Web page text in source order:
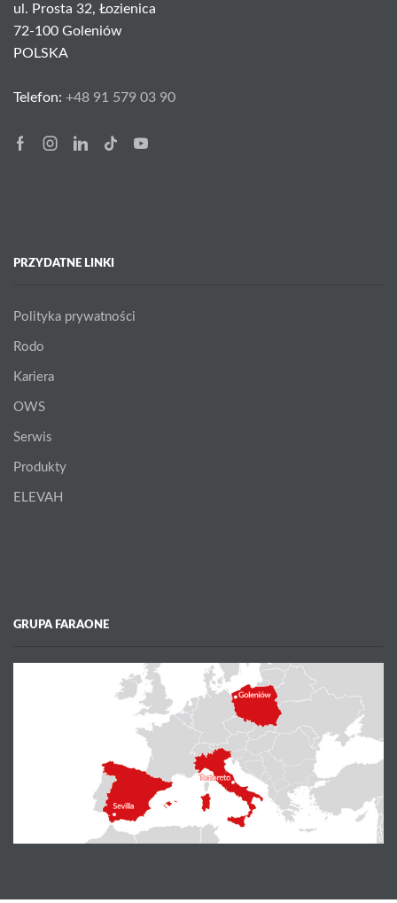
ul. Prosta 32, Łozienica
72-100 Goleniów
POLSKA
Telefon: +48 91 579 03 90
FacebookInstagram
Linkedin
Tik-
Youtube
PRZYDATNE LINKI
Polityka prywatności
Rodo
Kariera
OWS
Serwis
Produkty
ELEVAH
GRUPA FARAONE